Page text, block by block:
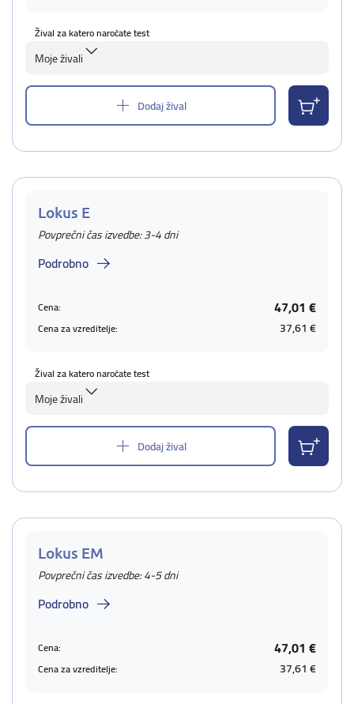
Žival za katero naročate test
Moje živali
Dodaj žival
Lokus E
Povprečni čas izvedbe: 3-4 dni
Podrobno
Cena: 47,01 €
Cena za vzreditelje: 37,61 €
Žival za katero naročate test
Moje živali
Dodaj žival
Lokus EM
Povprečni čas izvedbe: 4-5 dni
Podrobno
Cena: 47,01 €
Cena za vzreditelje: 37,61 €